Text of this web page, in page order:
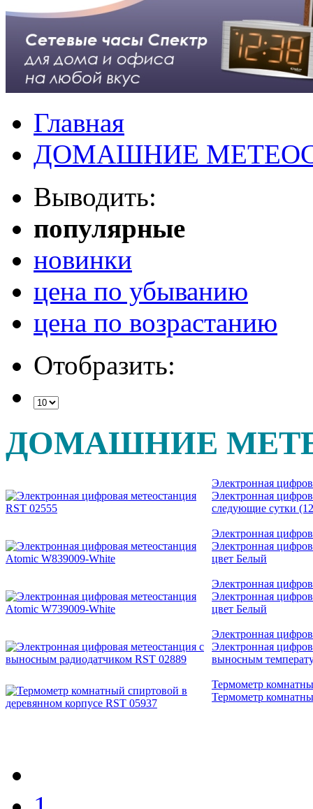
Главная
ДОМАШНИЕ
Выводить:
популярные
новинки
цена по убыванию
цена по возрастанию
Отобразить:
ДОМАШНИЕ
Электронная
Электронная
следующие сутки
Электронная
Электронная
цвет Белый
Электронная
Электронная
цвет Белый
Электронная
Электронная
выносным
Термометр
Термометр